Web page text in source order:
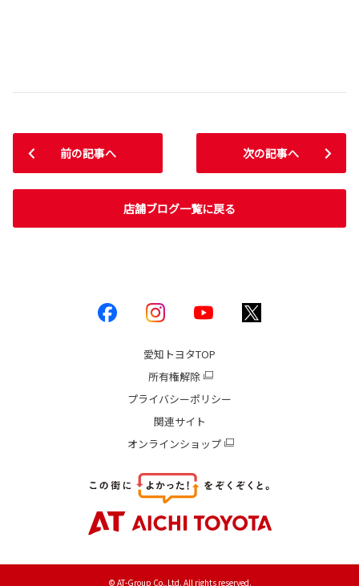
前の記事へ
店舗ブログ一覧に戻る
次の記事へ
愛知トヨタTOP
所有権解除
プライバシーポリシー
関連サイト
オンラインショップ
© AT-Group Co.,Ltd. All rights reserved.